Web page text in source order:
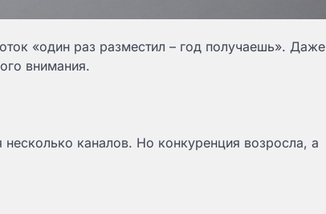
«один раз разместил – год получаешь». Даже
внимания.
каналов. Но конкуренция возросла, а